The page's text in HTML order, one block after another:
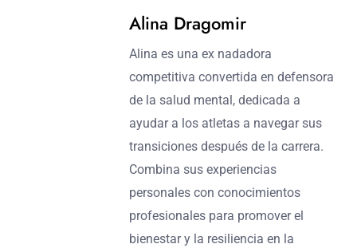
Alina Dragomir
Alina es una ex nadadora
competitiva convertida en defensora
de la salud mental, dedicada a
ayudar a los atletas a navegar sus
transiciones después de la carrera.
Combina sus experiencias
personales con conocimientos
profesionales para promover el
bienestar y la resiliencia en la